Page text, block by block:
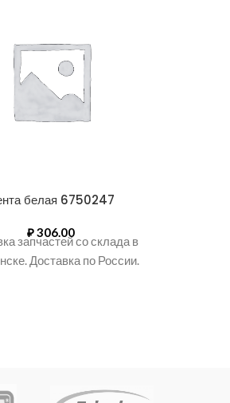
белая 6750247
₽306.00
запчастей со склада в
Доставка по России.